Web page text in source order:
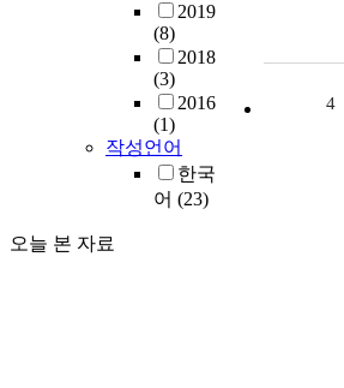
2019
(8)
2018
(3)
2016
(1)
작성언어
한국
어 (23)
오늘 본 자료
4